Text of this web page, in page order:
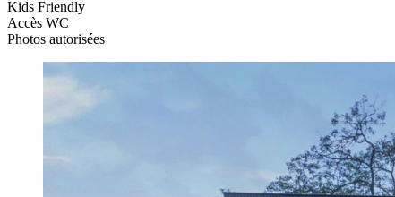
Kids Friendly
Accès WC
Photos autorisées